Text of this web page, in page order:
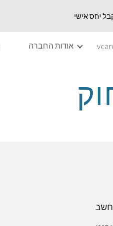
Skip to main
יחס אישי
אודות החברה